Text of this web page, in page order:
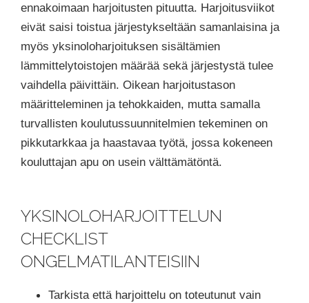
ennakoimaan harjoitusten pituutta. Harjoitusviikot
eivät saisi toistua järjestykseltään samanlaisina ja
myös yksinoloharjoituksen sisältämien
lämmittelytoistojen määrää sekä järjestystä tulee
vaihdella päivittäin. Oikean harjoitustason
määritteleminen ja tehokkaiden, mutta samalla
turvallisten koulutussuunnitelmien tekeminen on
pikkutarkkaa ja haastavaa työtä, jossa kokeneen
kouluttajan apu on usein välttämätöntä.
YKSINOLOHARJOITTELUN
CHECKLIST
ONGELMATILANTEISIIN
Tarkista että harjoittelu on toteutunut vain